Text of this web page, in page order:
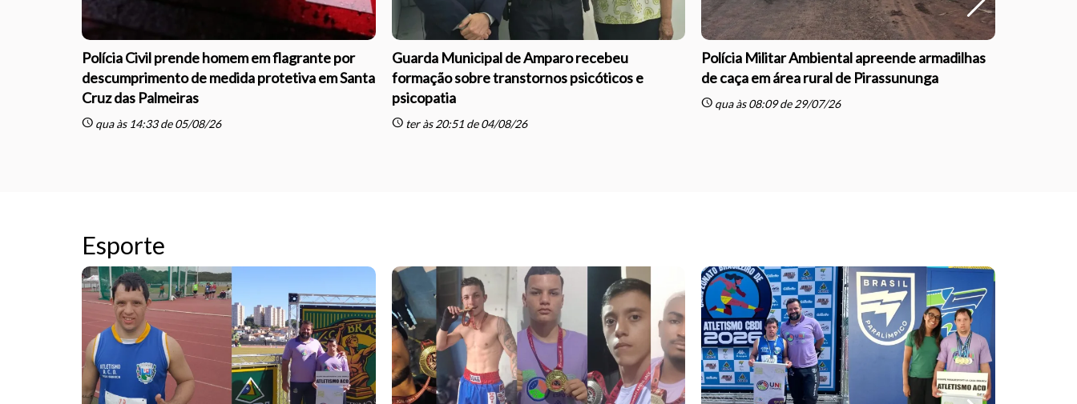
Polícia Civil prende homem em flagrante por
descumprimento de medida protetiva em Santa
Cruz das Palmeiras
schedule qua às 14:33 de 05/08/26
Guarda Municipal de Amparo recebeu
formação sobre transtornos psicóticos e
psicopatia
scheduleter às 20:51 de 04/08/26
Polícia Militar Ambiental apreende armadilhas
de caça em área rural de Pirassununga
schedule qua às 08:09 de 29/07/26
Esporte